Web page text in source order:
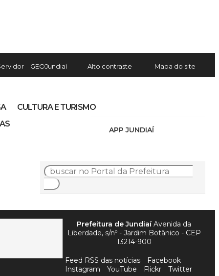
GEOJundiaí Alto contraste Mapa do site
APP JUNDIAÍ
CULTURA E TURISMO
Prefeitura de JundiaíAvenida da
Liberdade, s/nº - Jardim Botânico - CEP
13214-900
Feed RSS das notícias
Facebook
Instagram
YouTube Flickr Twitter